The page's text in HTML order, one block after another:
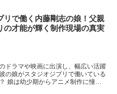
リで働く内藤剛志の娘！父親
の才能が輝く制作現場の真実
ドラマや映画に出演し、幅広い活躍
の娘がスタジオジブリで働いている
娘は幼少期からアニメ制作に憧れ